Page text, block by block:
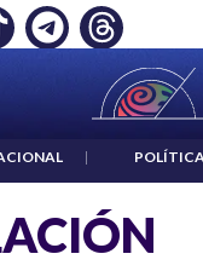
EMPLEO: JP MORGAN
|